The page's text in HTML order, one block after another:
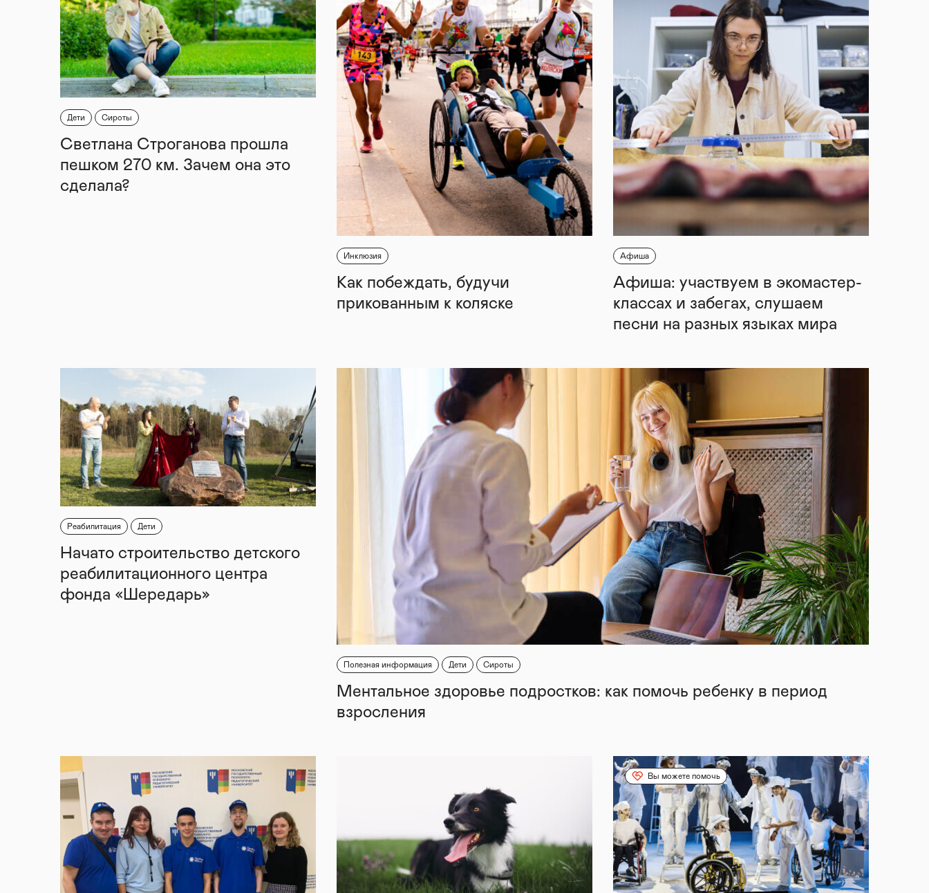
Дети Сироты
Светлана Строганова прошла
пешком 270 км. Зачем она это
сделала?
Инклюзия
Как побеждать, будучи
прикованным к коляске
Афиша
Афиша: участвуем в экомастер-
классах и забегах, слушаем
песни на разных языках мира
Реабилитация Дети
Начато строительство детского
реабилитационного центра
фонда «Шередарь»
Полезная информация Дети Сироты
Ментальное здоровье подростков: как помочь ребенку в период
взросления
Вы можете помочь